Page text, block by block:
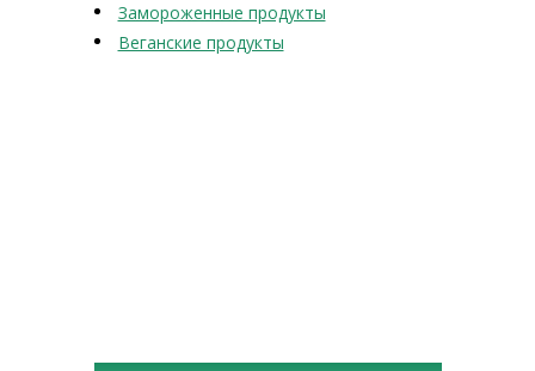
Замороженные продукты
Веганские продукты